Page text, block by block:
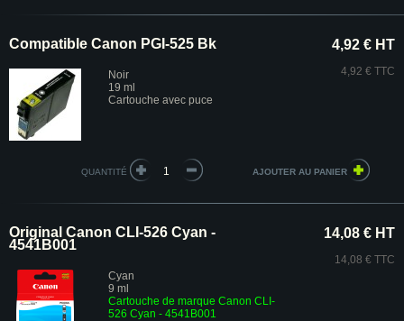
Compatible Canon PGI-525 Bk
Noir
19 ml
Cartouche avec puce
4,92 € HT
4,92 € TTC
QUANTITÉ
Original Canon CLI-526 Cyan -
4541B001
Cyan
9 ml
Cartouche de marque Canon CLI-
526 Cyan - 4541B001
14,08 € HT
14,08 € TTC